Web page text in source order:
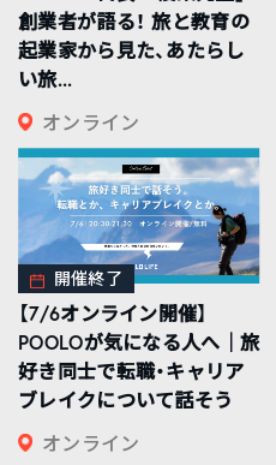
創業者が語る！ 旅と教育の
起業家から見た、あたらし
い旅...
オンライン
開催終了
【7/6オンライン開催】
POOLOが気になる人へ｜旅
好き同士で転職・キャリア
ブレイクについて話そう
オンライン